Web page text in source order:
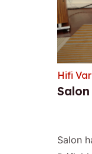
Hifi Var
Salon